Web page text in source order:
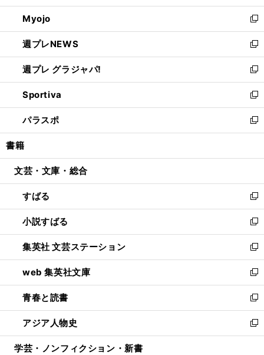
開
く
ウ
で
開
く
ン
ド
ウ
で
開
く
ウ
ィ
ン
ド
ウ
で
開
く
Myojo
新
し
い
ウ
ィ
ン
ド
ウ
で
開
週プレNEWS
新
し
い
ウ
ィ
ン
ド
ウ
開
週プレ グラジャパ!
新
し
い
ウ
ィ
ン
ウ
開
く
Sportiva
新
し
い
ウ
ン
ウ
で
開
く
パラスポ
新
し
ウ
ン
ド
ウ
で
開
く
書籍
文芸・文庫・総合
すばる
新
し
い
ウ
ィ
ン
ド
ウ
で
開
く
小説すばる
新
し
い
ウ
ィ
ン
ド
ウ
で
開
集英社 文芸ステーション
新
し
い
ウ
ィ
ン
ド
ウ
web 集英社文庫
新
し
い
ウ
ィ
ン
青春と読書
新
し
い
ウ
アジア人物史
新
し
学芸・ノンフィクション・新書